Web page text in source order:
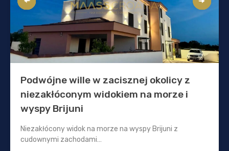
Podwójne wille w zacisznej okolicy z
niezakłóconym widokiem na morze i
wyspy Brijuni
Niezakłócony widok na morze na wyspy Brijuni z
cudownymi zachodami…